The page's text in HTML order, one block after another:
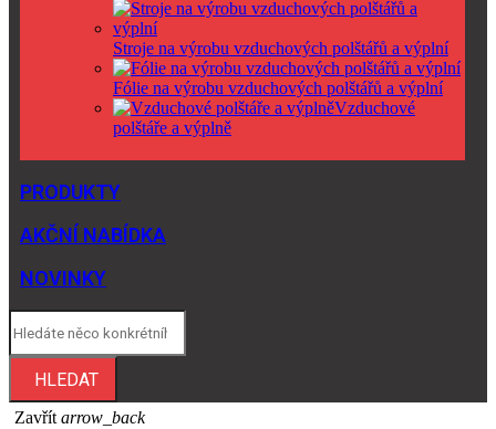
Stroje na výrobu vzduchových polštářů a výplní
Fólie na výrobu vzduchových polštářů a výplní
Vzduchové
polštáře a výplně
PRODUKTY
AKČNÍ NABÍDKA
NOVINKY
HLEDAT
Zavřít arrow_back